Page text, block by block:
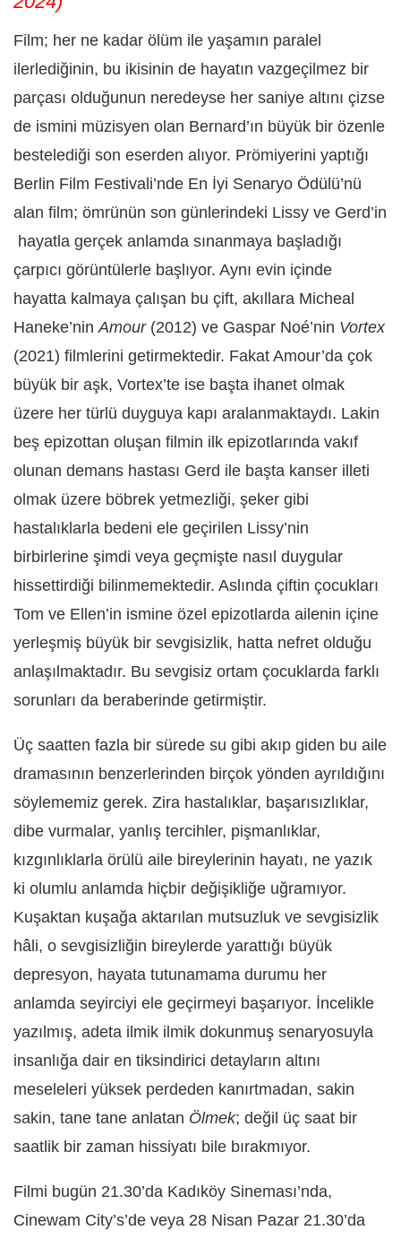
Film; her ne kadar ölüm ile yaşamın paralel
ilerlediğinin, bu ikisinin de hayatın vazgeçilmez bir
parçası olduğunun neredeyse her saniye altını çizse
de ismini müzisyen olan Bernard’ın büyük bir özenle
bestelediği son eserden alıyor. Prömiyerini yaptığı
Berlin Film Festivali’nde En İyi Senaryo Ödülü’nü
alan film; ömrünün son günlerindeki Lissy ve Gerd’in
hayatla gerçek anlamda sınanmaya başladığı
çarpıcı görüntülerle başlıyor. Aynı evin içinde
hayatta kalmaya çalışan bu çift, akıllara Micheal
Haneke’ninAmour(2012) ve Gaspar Noé’nin Vortex
(2021) filmlerini getirmektedir. Fakat Amour’da çok
büyük bir aşk, Vortex’te ise başta ihanet olmak
üzere her türlü duyguya kapı aralanmaktaydı. Lakin
beş epizottan oluşan filmin ilk epizotlarında vakıf
olunan demans hastası Gerd ile başta kanser illeti
olmak üzere böbrek yetmezliği, şeker gibi
hastalıklarla bedeni ele geçirilen Lissy’nin
birbirlerine şimdi veya geçmişte nasıl duygular
hissettirdiği bilinmemektedir. Aslında çiftin çocukları
Tom ve Ellen’in ismine özel epizotlarda ailenin içine
yerleşmiş büyük bir sevgisizlik, hatta nefret olduğu
anlaşılmaktadır. Bu sevgisiz ortam çocuklarda farklı
sorunları da beraberinde getirmiştir.
Üç saatten fazla bir sürede su gibi akıp giden bu aile
dramasının benzerlerinden birçok yönden ayrıldığını
söylememiz gerek. Zira hastalıklar, başarısızlıklar,
dibe vurmalar, yanlış tercihler, pişmanlıklar,
kızgınlıklarla örülü aile bireylerinin hayatı, ne yazık
ki olumlu anlamda hiçbir değişikliğe uğramıyor.
Kuşaktan kuşağa aktarılan mutsuzluk ve sevgisizlik
hâli, o sevgisizliğin bireylerde yarattığı büyük
depresyon, hayata tutunamama durumu her
anlamda seyirciyi ele geçirmeyi başarıyor. İncelikle
yazılmış, adeta ilmik ilmik dokunmuş senaryosuyla
insanlığa dair en tiksindirici detayların altını
meseleleri yüksek perdeden kanırtmadan, sakin
sakin, tane tane anlatan Ölmek; değil üç saat bir
saatlik bir zaman hissiyatı bile bırakmıyor.
Filmi bugün 21.30’da Kadıköy Sineması’nda,
Cinewam City’s’de veya 28 Nisan Pazar 21.30’da